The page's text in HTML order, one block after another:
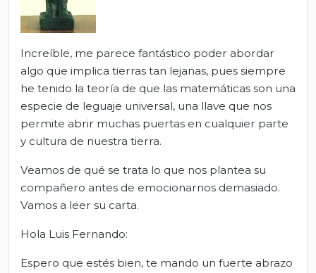
Increíble, me parece fantástico poder abordar
algo que implica tierras tan lejanas, pues siempre
he tenido la teoría de que las matemáticas son una
especie de leguaje universal, una llave que nos
permite abrir muchas puertas en cualquier parte
y cultura de nuestra tierra.
Veamos de qué se trata lo que nos plantea su
compañero antes de emocionarnos demasiado.
Vamos a leer su carta.
Hola Luis Fernando:
Espero que estés bien, te mando un fuerte abrazo